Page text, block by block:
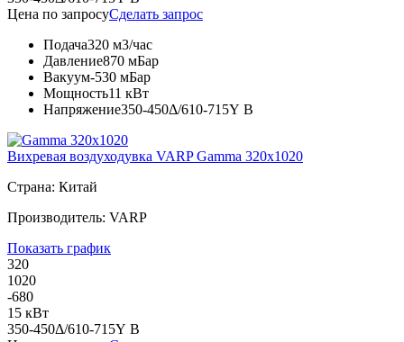
Цена по запросуСделать запрос
Подача320 м3/час
Давление870 мБар
Вакуум-530 мБар
Мощность11 кВт
Напряжение350-450Δ/610-715Y В
Вихревая воздуходувка VARP Gamma 320x1020
Страна: Китай
Производитель: VARP
Показать график
320
1020
-680
15 кВт
350-450Δ/610-715Y В